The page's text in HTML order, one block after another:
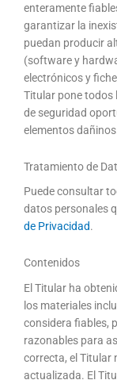
enteramente
garantizar la
puedan producir
(software y
electrónicos y
Titular pone todos
de seguridad
elementos dañinos.
Tratamiento de
Puede consultar
datos personales
de Privacidad.
Contenidos
El Titular ha
los materiales
considera fiables,
razonables para
correcta, el Titular
actualizada. El